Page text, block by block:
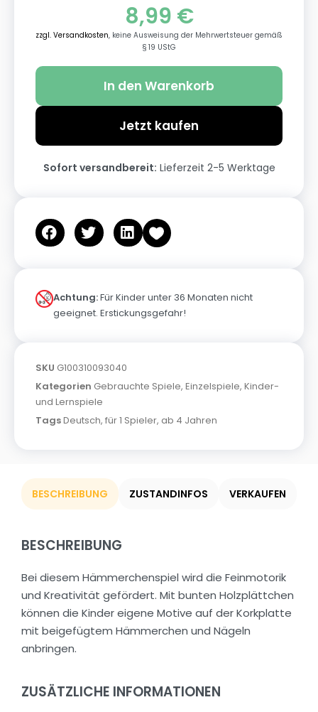
8,99 €
zzgl. Versandkosten, keine Ausweisung der Mehrwertsteuer gemäß
§ 19 UStG
In den Warenkorb
Jetzt kaufen
Sofort versandbereit: Lieferzeit 2-5 Werktage
Achtung:Für Kinder unter 36 Monaten nicht
geeignet. Erstickungsgefahr!
SKU G100310093040
Kategorien Gebrauchte Spiele, Einzelspiele, Kinder-
und Lernspiele
TagsDeutsch, für 1 Spieler, ab 4 Jahren
BESCHREIBUNG ZUSTANDINFOS VERKAUFEN
BESCHREIBUNG
Bei diesem Hämmerchenspiel wird die Feinmotorik
und Kreativität gefördert. Mit bunten Holzplättchen
können die Kinder eigene Motive auf der Korkplatte
mit beigefügtem Hämmerchen und Nägeln
anbringen.
ZUSÄTZLICHE INFORMATIONEN